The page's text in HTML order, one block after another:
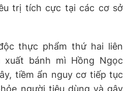
trị tích cực tại các cơ sở
thực phẩm thứ hai liên
bánh mì Hồng Ngọc
tiềm ẩn nguy cơ tiếp tục
người tiêu dùng và gây